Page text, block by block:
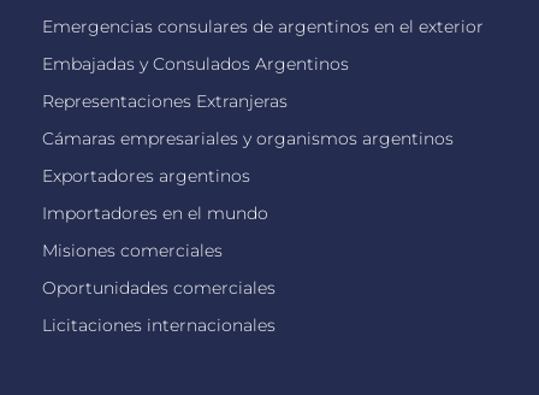
Emergencias consulares de argentinos en el exterior
Embajadas y Consulados Argentinos
Representaciones Extranjeras
Cámaras empresariales y organismos argentinos
Exportadores argentinos
Importadores en el mundo
Misiones comerciales
Oportunidades comerciales
Licitaciones internacionales